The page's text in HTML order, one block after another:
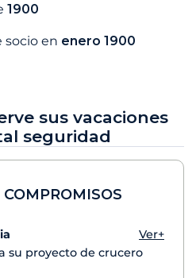
1900
socio en enero 1900
sus vacaciones
seguridad
Ver+
su proyecto de crucero